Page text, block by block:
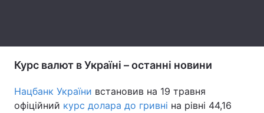
Курс валют в Україні – останні новини
Нацбанк України встановив на 19 травня
офіційний курс долара до гривні на рівні 44,16